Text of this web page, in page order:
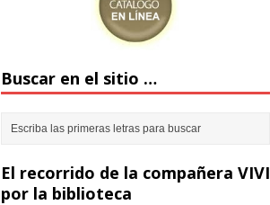
Buscar en el sitio …
El recorrido de la compañera VIVI
por la biblioteca